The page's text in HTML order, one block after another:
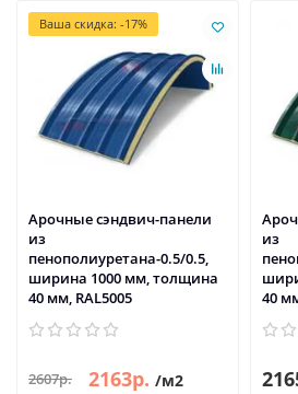
Ваша скидка: -17%
Арочные сэндвич-панели
из
пенополиуретана-0.5/0.5,
ширина 1000 мм, толщина
40 мм, RAL5005
2607р. 2163р. /м2
из
40